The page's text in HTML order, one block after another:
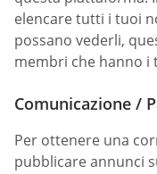
elencare tutti i tuoi
possano vederli,
membri che hanno i
Comunicazione /
Per ottenere una
pubblicare annunci